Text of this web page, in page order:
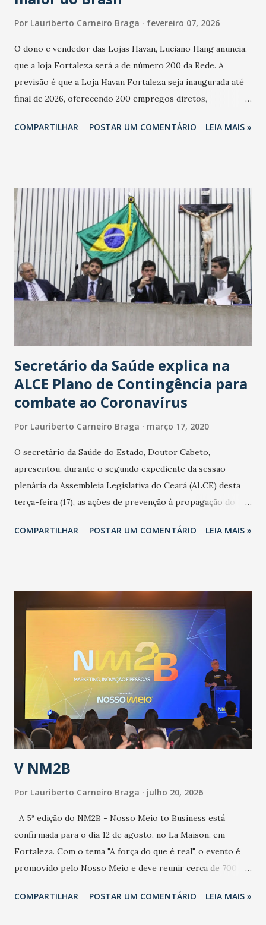
Por Lauriberto Carneiro Braga fevereiro 07, 2026
O dono e vendedor das Lojas Havan, Luciano Hang anuncia,
que a loja Fortaleza será a de número 200 da Rede. A
previsão é que a Loja Havan Fortaleza seja inaugurada até
final de 2026, oferecendo 200 empregos diretos,
Havan Fortaleza ainda não foi anunciada oficialmente, mas
COMPARTILHAR POSTAR UM COMENTÁRIO LEIA MAIS »
Secretário da Saúde explica na
ALCE Plano de Contingência para
combate ao Coronavírus
Por Lauriberto Carneiro Braga março 17, 2020
O secretário da Saúde do Estado, Doutor Cabeto,
apresentou, durante o segundo expediente da sessão
plenária da Assembleia Legislativa do Ceará (ALCE) desta
terça-feira (17), as ações de prevenção à propagação do
adotadas pelo Governo do Estado na contenção da
população suspeita e de cuidados com os ambientes
públicos e domiciliares. “Nós não estamos vivendo uma
epidemia comum, como temos em todos os anos, com
aumento de casos de dengue, influenza ou H1N1. Trata-se
de uma epidemia com um vírus diferente, com um poder de
contaminação maior que outros coronavírus”, apontou o
secretário. Segundo ele, é uma epidemia com chance de
contaminação alta, podendo gerar um grande risco à
população e ao sistema de saúde. “Precisamos saber fazer a
estratificação do risco da doença, para não so...
COMPARTILHAR POSTAR UM COMENTÁRIO LEIA MAIS »
V NM2B
Por Lauriberto Carneiro Braga julho 20, 2026
A 5ª edição do NM2B - Nosso Meio to Business está
confirmada para o dia 12 de agosto, no La Maison, em
Fortaleza. Com o tema "A força do que é real", o evento é
promovido pelo Nosso Meio e deve reunir cerca de 700
e lideranças do Mercado Nacional. Desde 2022, o NM2B
COMPARTILHAR POSTAR UM COMENTÁRIO LEIA MAIS »